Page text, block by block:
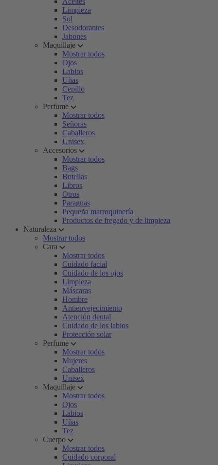
Limpieza
Sol
Desodorantes
Jabones
Maquillaje
Mostrar todos
Ojos
Labios
Uñas
Cepillo
Tez
Perfume
Mostrar todos
Señoras
Caballeros
Unisex
Accesorios
Mostrar todos
Bags
Botellas
Libros
Otros
Paraguas
Pequeña marroquinería
Productos de fregado y de limpieza
Naturaleza
Mostrar todos
Cara
Mostrar todos
Cuidado facial
Cuidado de los ojos
Limpieza
Máscaras
Hombre
Antienvejecimiento
Atención dental
Cuidado de los labios
Protección solar
Perfume
Mostrar todos
Mujeres
Caballeros
Unisex
Maquillaje
Mostrar todos
Ojos
Labios
Uñas
Tez
Cuerpo
Mostrar todos
Cuidado corporal